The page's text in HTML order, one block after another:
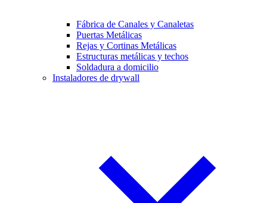
Fábrica de Canales y Canaletas
Puertas Metálicas
Rejas y Cortinas Metálicas
Estructuras metálicas y techos
Soldadura a domicilio
Instaladores de drywall